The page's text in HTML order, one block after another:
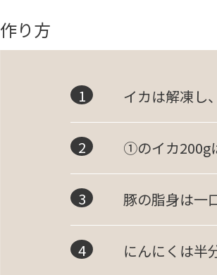
作り方
イカは解凍し
①のイカ200g
豚の脂身は一
にんにくは半